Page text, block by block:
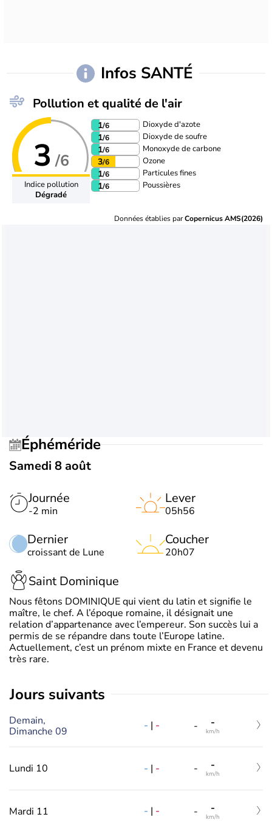
Infos SANTÉ
Pollution et qualité de l'air
3 /6
Indice pollution
Dégradé
1/6 Dioxyde d'azote
1/6 Dioxyde de soufre
1/6 Monoxyde de carbone
3/6 Ozone
1/6 Particules fines
1/6 Poussières
Données établies parCopernicus AMS(2026)
Éphéméride
Samedi 8 août
Journée
-2 min
Dernier
croissant de Lune
Lever
05h56
Coucher
20h07
Saint Dominique
Nous fêtons DOMINIQUE qui vient du latin et signifie le
maître, le chef. A l’époque romaine, il désignait une
relation d’appartenance avec l’empereur. Son succès lui a
permis de se répandre dans toute l’Europe latine.
Actuellement, c’est un prénom mixte en France et devenu
très rare.
jours suivants
Demain,
Dimanche 09
- | - - -
km/h
Lundi 10 - | - - -
km/h
Mardi 11 - | - - -
km/h